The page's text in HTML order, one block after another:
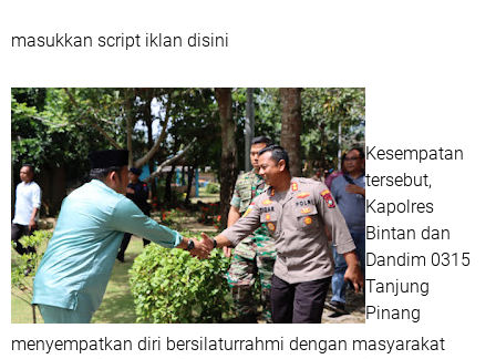
masukkan script iklan disini
Kesempatan
tersebut,
Kapolres
Bintan dan
Dandim 0315
Tanjung
Pinang
menyempatkan diri bersilaturrahmi dengan masyarakat